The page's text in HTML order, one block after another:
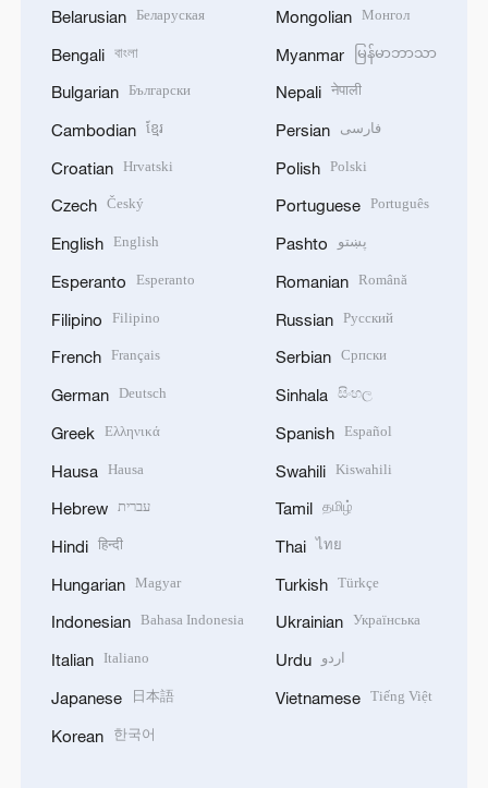
Belarusian Беларуская
Bengali বাংলা
Bulgarian Български
Cambodian ខ្មែរ
Croatian Hrvatski
Czech Český
English English
Esperanto Esperanto
Filipino Filipino
French Français
German Deutsch
Greek Ελληνικά
Hausa Hausa
Hebrew עברית
Hindi हिन्दी
Hungarian Magyar
Indonesian Bahasa Indonesia
Italian Italiano
Japanese 日本語
Korean 한국어
Mongolian Монгол
Myanmar မြန်မာဘာသာ
Nepali नेपाली
Persian فارسی
Polish Polski
Portuguese Português
Pashto پښتو
Romanian Română
Russian Русский
Serbian Српски
Sinhala සිංහල
Spanish Español
Swahili Kiswahili
Tamil தமிழ்
Thai ไทย
Turkish Türkçe
Ukrainian Українська
Urdu اردو
Vietnamese Tiếng Việt